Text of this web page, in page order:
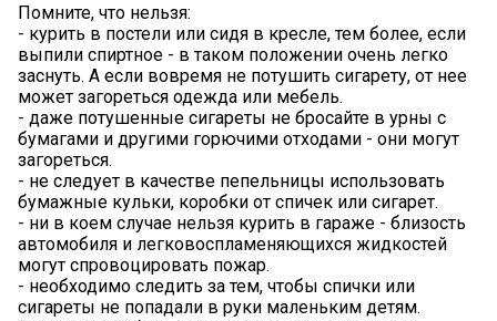
Помните, что нельзя:
- курить в постели или сидя в кресле, тем более, если
выпили спиртное - в таком положении очень легко
заснуть. А если вовремя не потушить сигарету, от нее
может загореться одежда или мебель.
- даже потушенные сигареты не бросайте в урны с
бумагами и другими горючими отходами - они могут
загореться.
- не следует в качестве пепельницы использовать
бумажные кульки, коробки от спичек или сигарет.
- ни в коем случае нельзя курить в гараже - близость
автомобиля и легковоспламеняющихся жидкостей
могут спровоцировать пожар.
- необходимо следить за тем, чтобы спички или
сигареты не попадали в руки маленьким детям.